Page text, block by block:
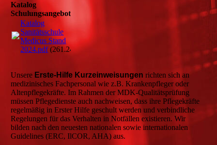
Katalog
Schulungsangebot
Katalog
Sanitätsschule
Medicus Stand
2024.pdf(261.24KB)
Unsere Erste-Hilfe Kurzeinweisungen richten sich an
medizinisches Fachpersonal wie z.B. Krankenpfleger oder
Altenpflegekräfte. Im Rahmen der MDK-Qualitätsprüfung
müssen Pflegedienste auch nachweisen, dass ihre Pflegekräfte
regelmäßig in Erster Hilfe geschult werden und verbindliche
Regelungen für das Verhalten in Notfällen existieren. Wir
bilden nach den neuesten nationalen sowie internationalen
Guidelines (ERC, IlCOR, AHA) aus.